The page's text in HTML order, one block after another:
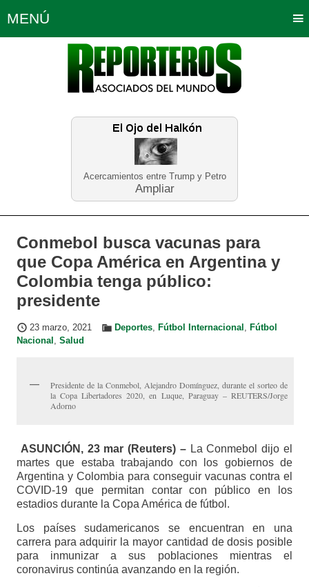
Acercamientos entre Trump y Petro
Ampliar
MENÚ
Política Opinión Bogotá
Planeta Tierra Deportes
Educación Neira
Conmebol busca vacunas para
que Copa América en Argentina y
Colombia tenga público:
presidente
23 marzo, 2021 Deportes, Fútbol Internacional , Fútbol
Nacional , Salud
Presidente de la Conmebol, Alejandro Domínguez, durante el sorteo de
la Copa Libertadores 2020, en Luque, Paraguay – REUTERS/Jorge
Adorno
ASUNCIÓN, 23 mar (Reuters) –La Conmebol dijo el
martes que estaba trabajando con los gobiernos de
Argentina y Colombia para conseguir vacunas contra el
COVID-19 que permitan contar con público en los
estadios durante la Copa América de fútbol.
Los países sudamericanos se encuentran en una
carrera para adquirir la mayor cantidad de dosis posible
para inmunizar a sus poblaciones mientras el
coronavirus continúa avanzando en la región.